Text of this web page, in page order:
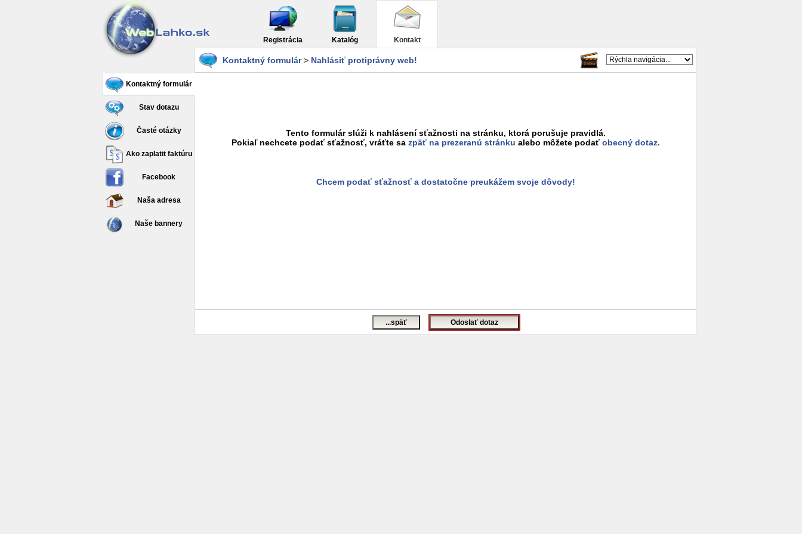
Registrácia Katalóg Kontakt
Kontaktný formulár
Stav dotazu
Časté otázky
Ako zaplatit faktúru
Facebook
Naša adresa
Naše bannery
Kontaktný formulár> Nahlásiť protiprávny web!
Tento formulár slúži k nahlásení sťažnosti na stránku, ktorá porušuje pravidlá.
Pokiaľ nechcete podať sťažnosť, vráťte sa zpäť na prezeranú stránku alebo môžete podať obecný dotaz.
Chcem podať sťažnosť a dostatočne preukážem svoje dôvody!